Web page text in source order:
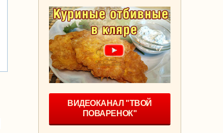
ВИДЕОКАНАЛ "ТВОЙ
ПОВАРЕНОК"